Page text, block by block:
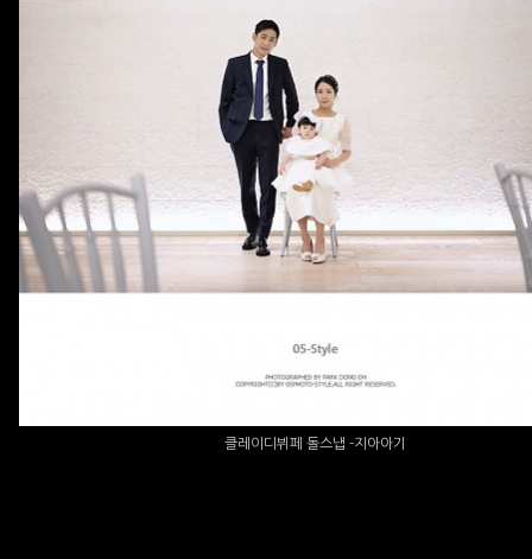
클레이디뷔페 돌스냅 -지아아기
클레이디뷔페 돌스냅 -지아아기